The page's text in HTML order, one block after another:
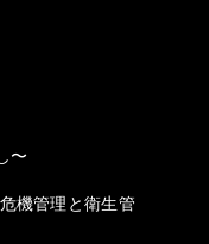
〜
機管理と衛生管